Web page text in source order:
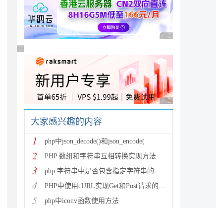
广告 商业广告，理性
广告 商业广告，理性选择
广告 商业广告，理性
大家感兴趣的内容
1 php中json_decode()和json_encode(
2 PHP 数组和字符串互相转换实现方法
3 php 字符串中是否包含指定字符串的多种方法
4 PHP中使用cURL实现Get和Post请求的方法
5 php中iconv函数使用方法